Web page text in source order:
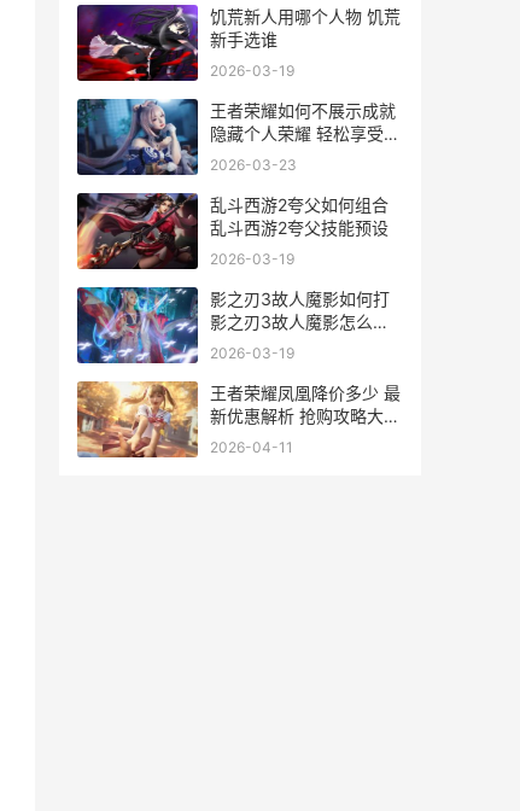
饥荒新人用哪个人物 饥荒
新手选谁
2026-03-19
王者荣耀如何不展示成就
隐藏个人荣耀 轻松享受游
戏乐趣指南
2026-03-23
乱斗西游2夸父如何组合
乱斗西游2夸父技能预设
2026-03-19
影之刃3故人魔影如何打
影之刃3故人魔影怎么开
启
2026-03-19
王者荣耀凤凰降价多少 最
新优惠解析 抢购攻略大揭
秘
2026-04-11